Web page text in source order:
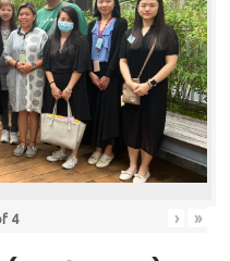
4 › »